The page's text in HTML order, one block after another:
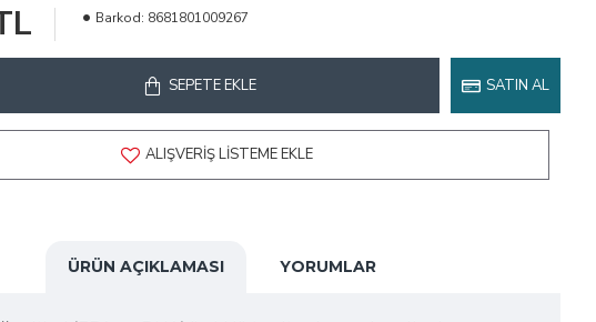
Barkod: 8681801009267
SEPETE EKLE SATIN AL
ALIŞVERIŞ LISTEME EKLE
ÜRÜN AÇIKLAMASI YORUMLAR